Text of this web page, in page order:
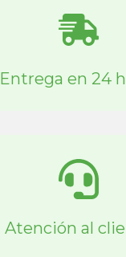
Entrega en 24
Atención al